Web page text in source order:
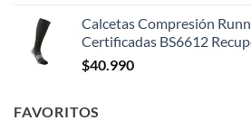
Calcetas Compresión
Certificadas BS6612
$40.990
FAVORITOS